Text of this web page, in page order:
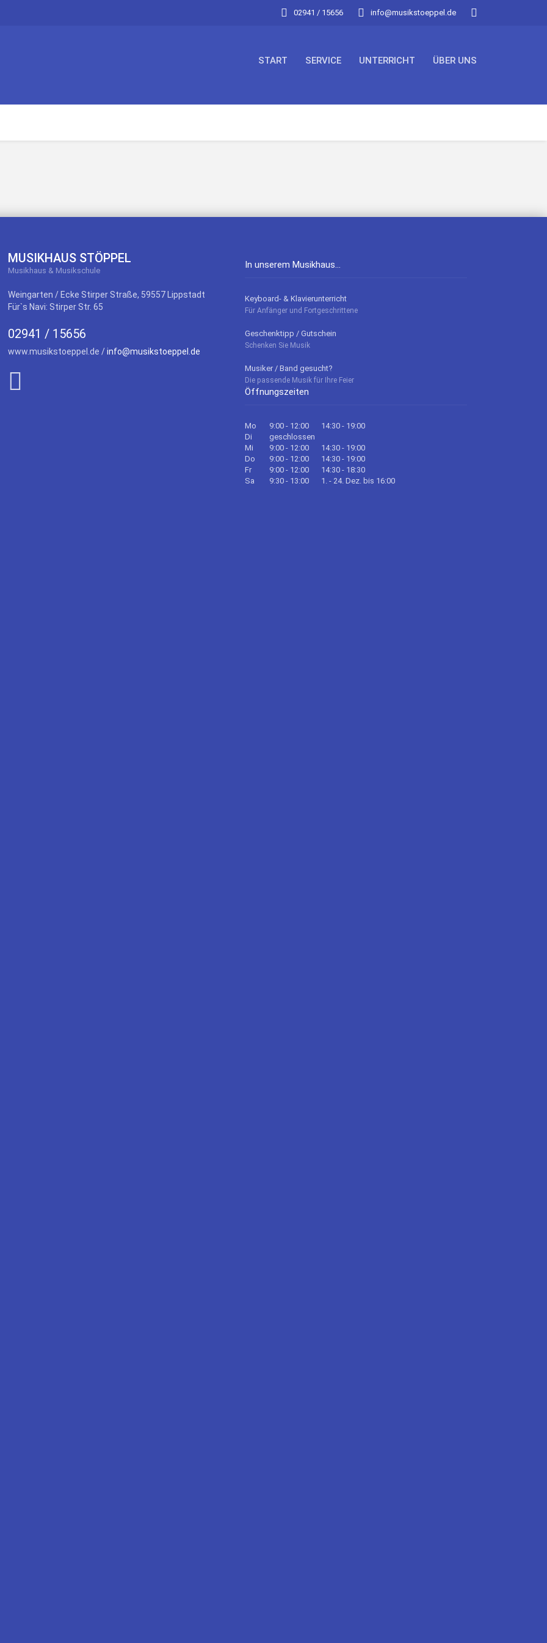
info@musikstoeppel.de
02941 / 15656
START SERVICE UNTERRICHT ÜBER UNS
MUSIKHAUS STÖPPEL
Musikhaus & Musikschule
Weingarten / Ecke Stirper Straße, 59557 Lippstadt
Für`s Navi: Stirper Str. 65
02941 / 15656
www.musikstoeppel.de /info@musikstoeppel.de
In unserem Musikhaus...
Keyboard- & Klavierunterricht
Für Anfänger und Fortgeschrittene
Geschenktipp / Gutschein
Schenken Sie Musik
Musiker / Band gesucht?
Die passende Musik für Ihre Feier
Öffnungszeiten
Mo 9:00 - 12:00
14:30 - 19:00
Di
geschlossen
Mi
9:00 - 12:00
14:30 - 19:00
Do
9:00 - 12:00
14:30 - 19:00
Fr
9:00 - 12:00
14:30 - 18:30
Sa
9:30 - 13:00 1. - 24. Dez. bis 16:00